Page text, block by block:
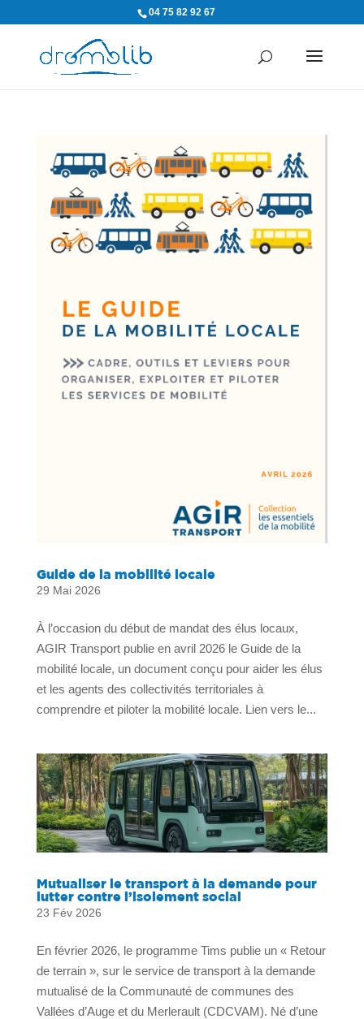
04 75 82 92 67
Guide de la mobilité locale
29 Mai 2026
À l’occasion du début de mandat des élus locaux,
AGIR Transport publie en avril 2026 le Guide de la
mobilité locale, un document conçu pour aider les élus
et les agents des collectivités territoriales à
comprendre et piloter la mobilité locale. Lien vers le...
Mutualiser le transport à la demande pour
lutter contre l’isolement social
23 Fév 2026
En février 2026, le programme Tims publie un « Retour
de terrain », sur le service de transport à la demande
mutualisé de la Communauté de communes des
Vallées d’Auge et du Merlerault (CDCVAM). Né d’une